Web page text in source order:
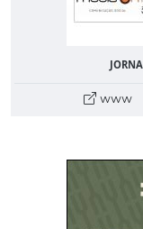
www